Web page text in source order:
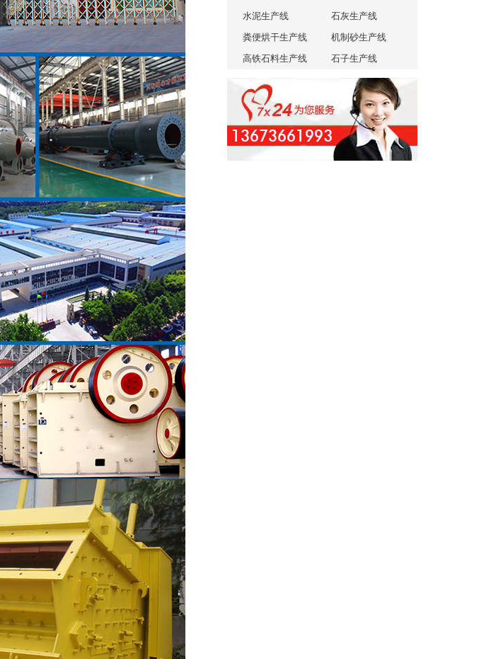
水泥生产线
石灰生产线
粪便烘干生产线
机制砂生产线
高铁石料生产线
石子生产线